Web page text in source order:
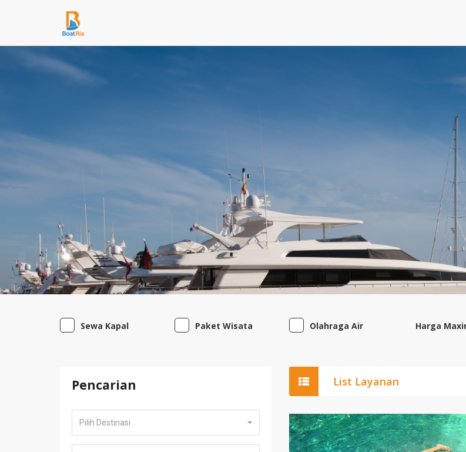
Sewa Kapal Paket Wisata Olahraga Air Harga
List Layanan
Pencarian
Pilih Destinasi